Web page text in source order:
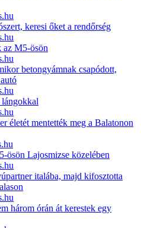
keresi őket a rendőrség
az M5-ösön
betongyámnak csapódott,
lángokkal
életét mentették meg a Balatonon
ösön Lajosmizse közelében
italába, majd kifosztotta
három órán át kerestek egy